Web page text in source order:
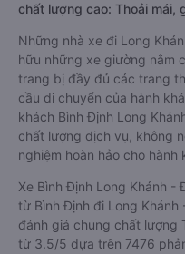
chất lượng cao: Thoải mái,
Những nhà xe đi Long
hữu những xe giường nằm
trang bị đầy đủ các trang
cầu di chuyển của hành
khách Bình Định Long
chất lượng dịch vụ, không
nghiệm hoàn hảo cho hành
Xe Bình Định Long Khánh -
từ Bình Định đi Long
đánh giá chung chất lượng
từ 3.5/5 dựa trên 7476